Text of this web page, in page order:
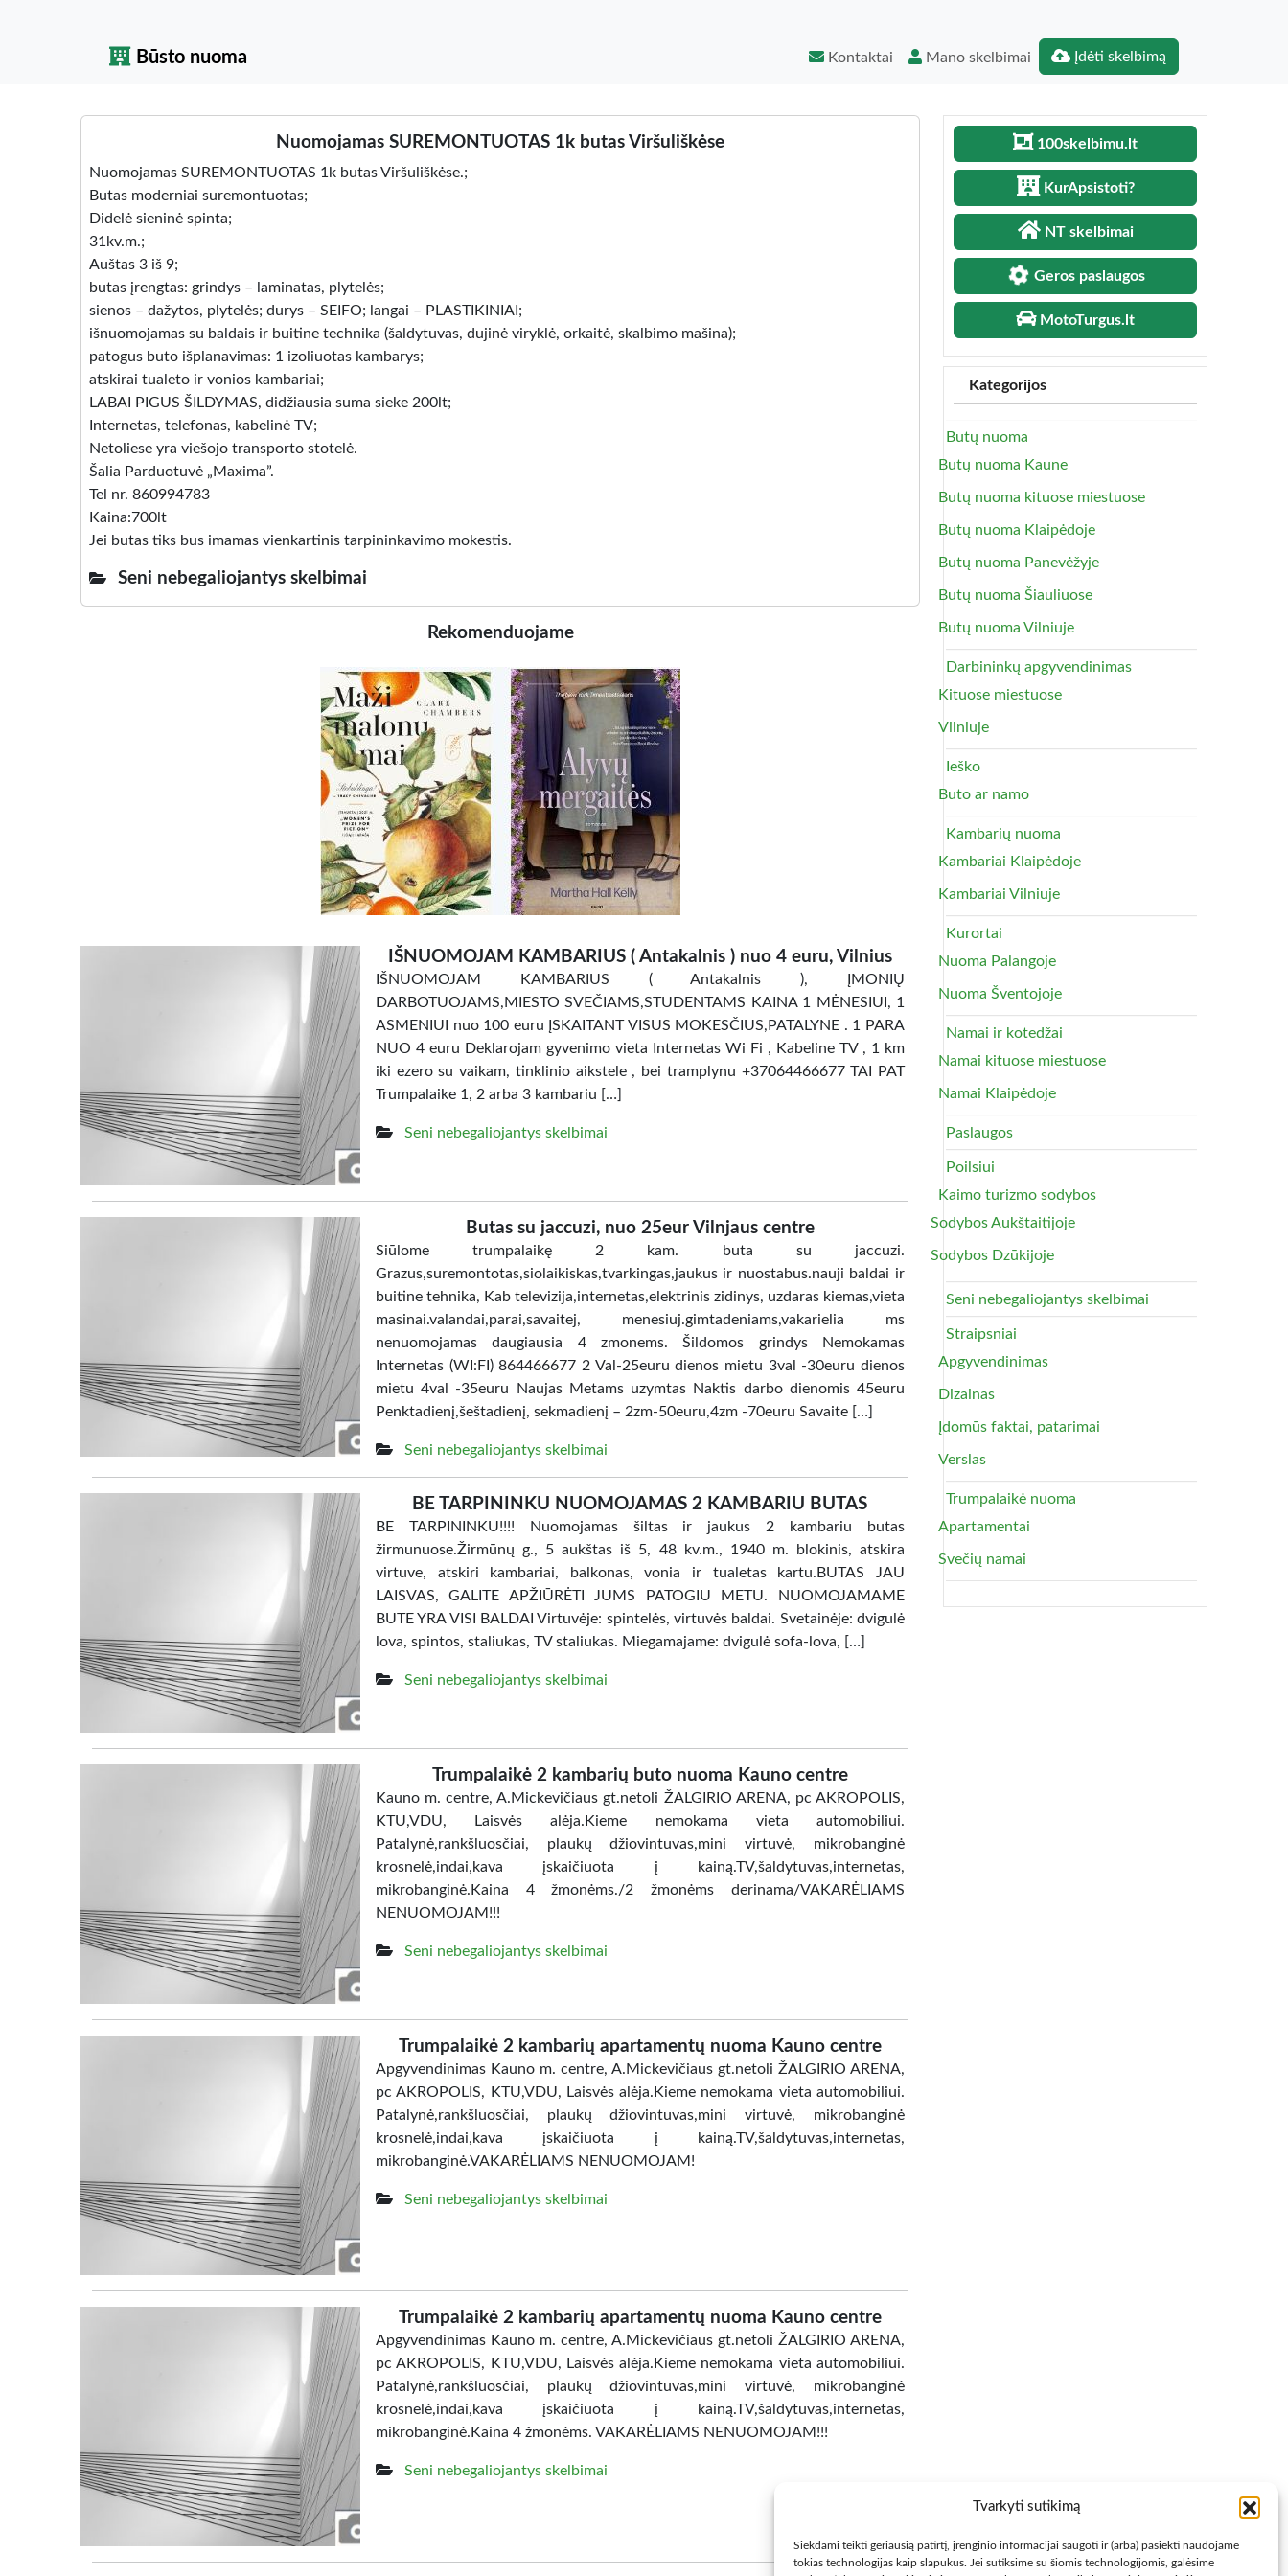
Tvarkyti sutikimą
Siekdami teikti geriausią patirtį, įrenginio informacijai saugoti ir (arba) pasiekti naudojame
tokias technologijas kaip slapukus. Jei sutiksime su šiomis technologijomis, galėsime
Būsto nuoma Kontaktai Mano skelbimai Įdėti skelbimą
Nuomojamas SUREMONTUOTAS 1k butas Viršuliškėse
Nuomojamas SUREMONTUOTAS 1k butas Viršuliškėse.;
Butas moderniai suremontuotas;
Didelė sieninė spinta;
31kv.m.;
Auštas 3 iš 9;
butas įrengtas: grindys – laminatas, plytelės;
sienos – dažytos, plytelės; durys – SEIFO; langai – PLASTIKINIAI;
išnuomojamas su baldais ir buitine technika (šaldytuvas, dujinė viryklė, orkaitė, skalbimo mašina);
patogus buto išplanavimas: 1 izoliuotas kambarys;
atskirai tualeto ir vonios kambariai;
LABAI PIGUS ŠILDYMAS, didžiausia suma sieke 200lt;
Internetas, telefonas, kabelinė TV;
Netoliese yra viešojo transporto stotelė.
Šalia Parduotuvė „Maxima”.
Tel nr. 860994783
Kaina:700lt
Jei butas tiks bus imamas vienkartinis tarpininkavimo mokestis.
Seni nebegaliojantys skelbimai
Rekomenduojame
IŠNUOMOJAM KAMBARIUS ( Antakalnis ) nuo 4 euru, Vilnius
IŠNUOMOJAM KAMBARIUS ( Antakalnis ), ĮMONIŲ
DARBOTUOJAMS,MIESTO SVEČIAMS,STUDENTAMS KAINA 1 MĖNESIUI, 1
ASMENIUI nuo 100 euru ĮSKAITANT VISUS MOKESČIUS,PATALYNE . 1 PARA
NUO 4 euru Deklarojam gyvenimo vieta Internetas Wi Fi , Kabeline TV , 1 km
iki ezero su vaikam, tinklinio aikstele , bei tramplynu +37064466677 TAI PAT
Trumpalaike 1, 2 arba 3 kambariu […]
Seni nebegaliojantys skelbimai
Butas su jaccuzi, nuo 25eur Vilnjaus centre
Siūlome trumpalaikę 2 kam. buta su jaccuzi.
Grazus,suremontotas,siolaikiskas,tvarkingas,jaukus ir nuostabus.nauji baldai ir
buitine tehnika, Kab televizija,internetas,elektrinis zidinys, uzdaras kiemas,vieta
masinai.valandai,parai,savaitej, menesiuj.gimtadeniams,vakarielia ms
nenuomojamas daugiausia 4 zmonems. Šildomos grindys Nemokamas
Internetas (WI:FI) 864466677 2 Val-25euru dienos mietu 3val -30euru dienos
mietu 4val -35euru Naujas Metams uzymtas Naktis darbo dienomis 45euru
Penktadienį,šeštadienį, sekmadienį – 2zm-50euru,4zm -70euru Savaite […]
Seni nebegaliojantys skelbimai
BE TARPININKU NUOMOJAMAS 2 KAMBARIU BUTAS
BE TARPININKU!!!! Nuomojamas šiltas ir jaukus 2 kambariu butas
žirmunuose.Žirmūnų g., 5 aukštas iš 5, 48 kv.m., 1940 m. blokinis, atskira
virtuve, atskiri kambariai, balkonas, vonia ir tualetas kartu.BUTAS JAU
LAISVAS, GALITE APŽIŪRĖTI JUMS PATOGIU METU. NUOMOJAMAME
BUTE YRA VISI BALDAI Virtuvėje: spintelės, virtuvės baldai. Svetainėje: dvigulė
lova, spintos, staliukas, TV staliukas. Miegamajame: dvigulė sofa-lova, […]
Seni nebegaliojantys skelbimai
Trumpalaikė 2 kambarių buto nuoma Kauno centre
Kauno m. centre, A.Mickevičiaus gt.netoli ŽALGIRIO ARENA, pc AKROPOLIS,
KTU,VDU, Laisvės alėja.Kieme nemokama vieta automobiliui.
Patalynė,rankšluosčiai, plaukų džiovintuvas,mini virtuvė, mikrobanginė
krosnelė,indai,kava įskaičiuota į kainą.TV,šaldytuvas,internetas,
mikrobanginė.Kaina 4 žmonėms./2 žmonėms derinama/VAKARĖLIAMS
NENUOMOJAM!!!
Seni nebegaliojantys skelbimai
Trumpalaikė 2 kambarių apartamentų nuoma Kauno centre
Apgyvendinimas Kauno m. centre, A.Mickevičiaus gt.netoli ŽALGIRIO ARENA,
pc AKROPOLIS, KTU,VDU, Laisvės alėja.Kieme nemokama vieta automobiliui.
Patalynė,rankšluosčiai, plaukų džiovintuvas,mini virtuvė, mikrobanginė
krosnelė,indai,kava įskaičiuota į kainą.TV,šaldytuvas,internetas,
mikrobanginė.VAKARĖLIAMS NENUOMOJAM!
Seni nebegaliojantys skelbimai
Trumpalaikė 2 kambarių apartamentų nuoma Kauno centre
Apgyvendinimas Kauno m. centre, A.Mickevičiaus gt.netoli ŽALGIRIO ARENA,
pc AKROPOLIS, KTU,VDU, Laisvės alėja.Kieme nemokama vieta automobiliui.
Patalynė,rankšluosčiai, plaukų džiovintuvas,mini virtuvė, mikrobanginė
krosnelė,indai,kava įskaičiuota į kainą.TV,šaldytuvas,internetas,
mikrobanginė.Kaina 4 žmonėms. VAKARĖLIAMS NENUOMOJAM!!!
Seni nebegaliojantys skelbimai
100skelbimu.lt
KurApsistoti?
NT skelbimai
Geros paslaugos
MotoTurgus.lt
Kategorijos
Butų nuoma
Butų nuoma Kaune
Butų nuoma kituose miestuose
Butų nuoma Klaipėdoje
Butų nuoma Panevėžyje
Butų nuoma Šiauliuose
Butų nuoma Vilniuje
Darbininkų apgyvendinimas
Kituose miestuose
Vilniuje
Ieško
Buto ar namo
Kambarių nuoma
Kambariai Klaipėdoje
Kambariai Vilniuje
Kurortai
Nuoma Palangoje
Nuoma Šventojoje
Namai ir kotedžai
Namai kituose miestuose
Namai Klaipėdoje
Paslaugos
Poilsiui
Kaimo turizmo sodybos
Sodybos Aukštaitijoje
Sodybos Dzūkijoje
Seni nebegaliojantys skelbimai
Straipsniai
Apgyvendinimas
Dizainas
Įdomūs faktai, patarimai
Verslas
Trumpalaikė nuoma
Apartamentai
Svečių namai